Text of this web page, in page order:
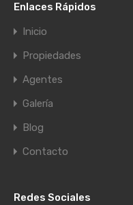
Enlaces Rápidos
Inicio
Propiedades
Agentes
Galería
Blog
Contacto
Redes Sociales